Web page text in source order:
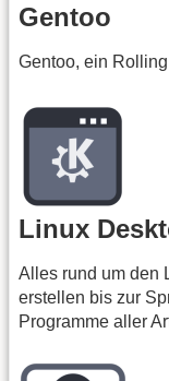
Gentoo
Gentoo, ein
Linux
Alles rund um den
erstellen bis zur
Programme aller